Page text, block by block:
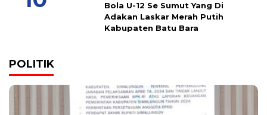
Bola U-12 Se Sumut Yang Di
Adakan Laskar Merah Putih
Kabupaten Batu Bara
POLITIK